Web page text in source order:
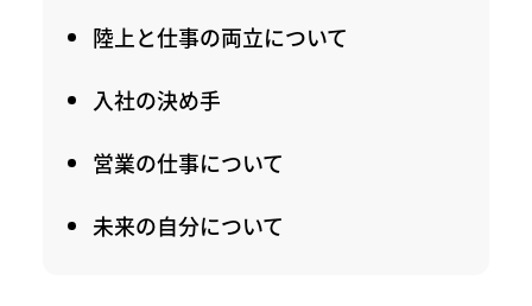
陸上と仕事の両立について
入社の決め手
営業の仕事について
未来の自分について